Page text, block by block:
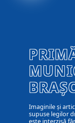
Imaginile și
supuse legilor